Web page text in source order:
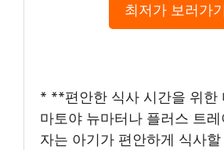
최저가 보러가
* **편안한 식사 시간을 위한
마토야 뉴마터나 플러스 트
자는 아기가 편안하게 식사